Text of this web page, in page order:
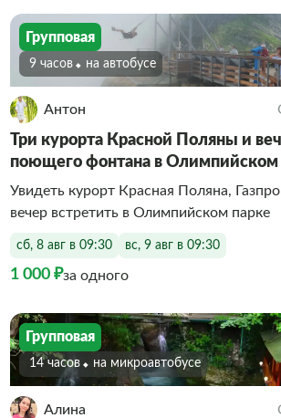
Групповая
9 часов На автобусе
Антон
Три курорта Красной Поляны и
поющего фонтана в Олимпийском
Увидеть курорт Красная Поляна,
вечер встретить в Олимпийском парке
сб, 8 авг в 09:30 вс, 9 авг в 09:30
1 000 ₽за одного
Групповая
14 часов На микроавтобусе
Алина